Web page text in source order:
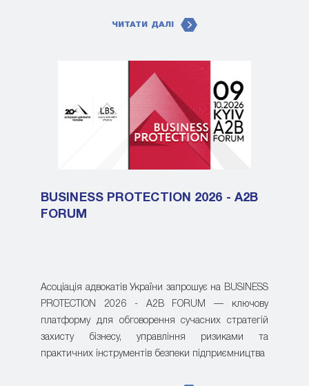
ЧИТАТИ ДАЛІ
BUSINESS PROTECTION 2026 - A2B
FORUM
Асоціація адвокатів України запрошує на BUSINESS
PROTECTION 2026 - A2B FORUM — ключову
платформу для обговорення сучасних стратегій
захисту бізнесу, управління ризиками та
практичних інструментів безпеки підприємництва